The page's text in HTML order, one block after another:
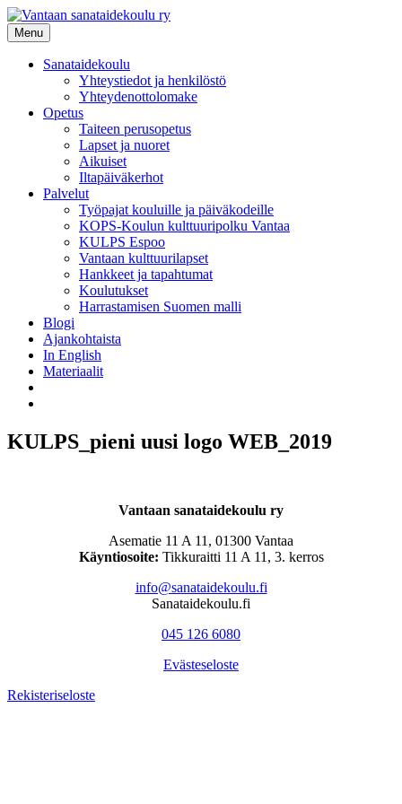
Siirry
sisältöön
Menu
Sanataidekoulu
Yhteystiedot ja henkilöstö
Yhteydenottolomake
Opetus
Taiteen perusopetus
Lapset ja nuoret
Aikuiset
Iltapäiväkerhot
Palvelut
Työpajat kouluille ja päiväkodeille
KOPS-Koulun kulttuuripolku Vantaa
KULPS Espoo
Vantaan kulttuurilapset
Hankkeet ja tapahtumat
Koulutukset
Harrastamisen Suomen malli
Blogi
Ajankohtaista
In English
Materiaalit
KULPS_pieni uusi logo WEB_2019
Vantaan sanataidekoulu ry
Asematie 11 A 11, 01300 Vantaa
Käyntiosoite: Tikkuraitti 11 A 11, 3. kerros
info@sanataidekoulu.fi
Sanataidekoulu.fi
045 126 6080
Evästeseloste
Rekisteriseloste